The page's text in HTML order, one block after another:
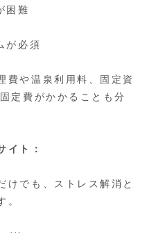
困難
が必須
費や温泉利用料、固定資
定費がかかることも分
イト：
けでも、ストレス解消と
。